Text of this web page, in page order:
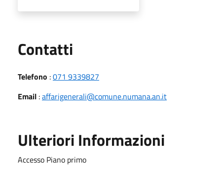
Contatti
Telefono :071 9339827
Email :affarigenerali@comune.numana.an.it
Ulteriori Informazioni
Accesso Piano primo